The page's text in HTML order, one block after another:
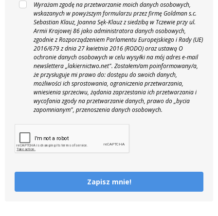
Wyrażam zgodę na przetwarzanie moich danych osobowych,
wskazanych w powyższym formularzu przez firmę Goldman s.c.
Sebastian Klauz, Joanna Sęk-Klauz z siedzibą w Tczewie przy ul.
Armii Krajowej 86 jako administratora danych osobowych,
zgodnie z Rozporządzeniem Parlamentu Europejskiego i Rady (UE)
2016/679 z dnia 27 kwietnia 2016 (RODO) oraz ustawą O
ochronie danych osobowych w celu wysyłki na mój adres e-mail
newslettera „lakiernictwo.net". Zostałem/am poinformowany/a,
że przysługuje mi prawo do: dostępu do swoich danych,
możliwości ich sprostowania, ograniczenia przetwarzania,
wniesienia sprzeciwu, żądania zaprzestania ich przetwarzania i
wycofania zgody na przetwarzanie danych, prawo do „bycia
zapomnianym", przenoszenia danych osobowych.
Zapisz mnie!